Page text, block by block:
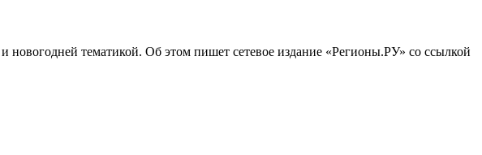
новогодней тематикой. Об этом пишет сетевое издание «Регионы.РУ» со ссылкой